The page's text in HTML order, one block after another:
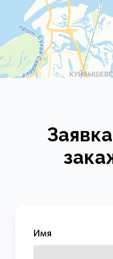
Имя